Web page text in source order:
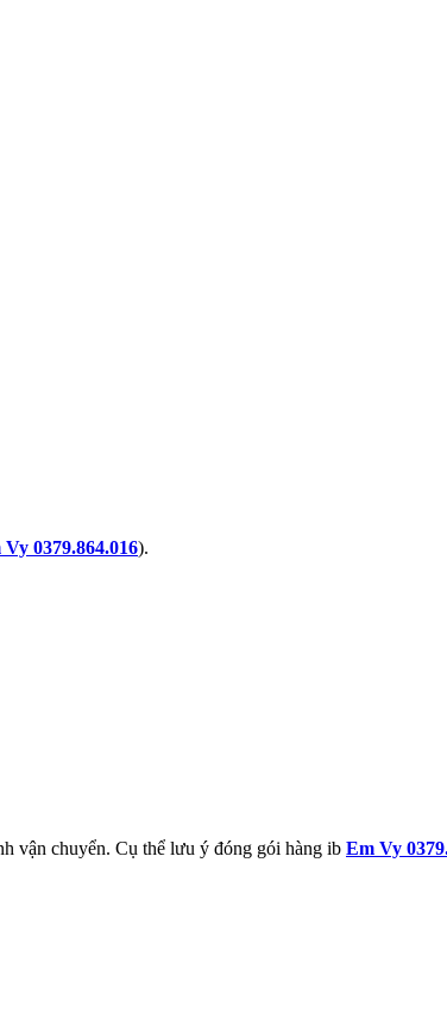
Vy 0379.864.016).
vận chuyển. Cụ thể lưu ý đóng gói hàng ib Em Vy